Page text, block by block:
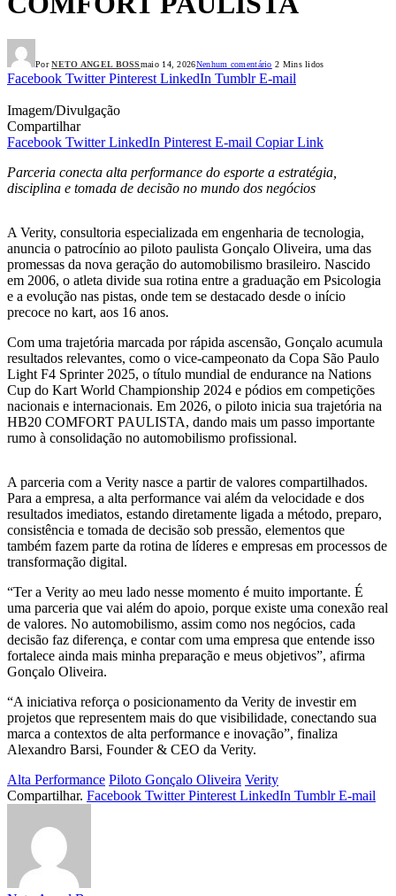
Por NETO ANGEL BOSSmaio 14, 2026Nenhum comentário 2 Mins lidos
Facebook Twitter Pinterest LinkedIn Tumblr E-mail
Imagem/Divulgação
Compartilhar
Facebook Twitter LinkedIn Pinterest E-mail Copiar Link
Parceria conecta alta performance do esporte a estratégia,
disciplina e tomada de decisão no mundo dos negócios
A Verity, consultoria especializada em engenharia de tecnologia,
anuncia o patrocínio ao piloto paulista Gonçalo Oliveira, uma das
promessas da nova geração do automobilismo brasileiro. Nascido
em 2006, o atleta divide sua rotina entre a graduação em Psicologia
e a evolução nas pistas, onde tem se destacado desde o início
precoce no kart, aos 16 anos.
Com uma trajetória marcada por rápida ascensão, Gonçalo acumula
resultados relevantes, como o vice-campeonato da Copa São Paulo
Light F4 Sprinter 2025, o título mundial de endurance na Nations
Cup do Kart World Championship 2024 e pódios em competições
nacionais e internacionais. Em 2026, o piloto inicia sua trajetória na
HB20 COMFORT PAULISTA, dando mais um passo importante
rumo à consolidação no automobilismo profissional.
A parceria com a Verity nasce a partir de valores compartilhados.
Para a empresa, a alta performance vai além da velocidade e dos
resultados imediatos, estando diretamente ligada a método, preparo,
consistência e tomada de decisão sob pressão, elementos que
também fazem parte da rotina de líderes e empresas em processos de
transformação digital.
“Ter a Verity ao meu lado nesse momento é muito importante. É
uma parceria que vai além do apoio, porque existe uma conexão real
de valores. No automobilismo, assim como nos negócios, cada
decisão faz diferença, e contar com uma empresa que entende isso
fortalece ainda mais minha preparação e meus objetivos”, afirma
Gonçalo Oliveira.
“A iniciativa reforça o posicionamento da Verity de investir em
projetos que representem mais do que visibilidade, conectando sua
marca a contextos de alta performance e inovação”, finaliza
Alexandro Barsi, Founder & CEO da Verity.
Alta Performance Piloto Gonçalo Oliveira Verity
Compartilhar. Facebook Twitter Pinterest LinkedIn Tumblr E-mail